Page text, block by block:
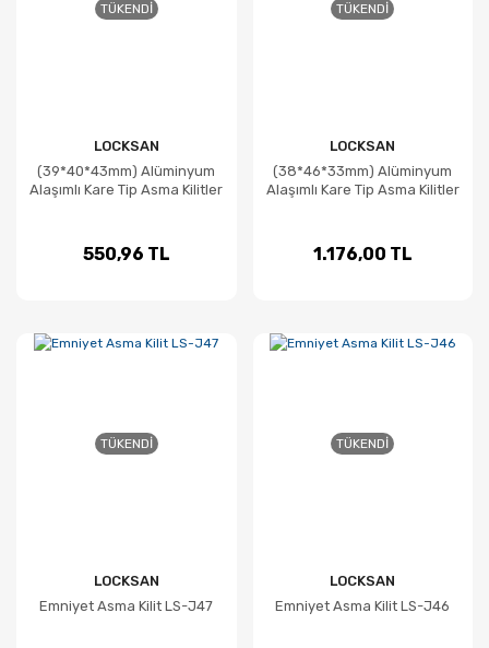
TÜKENDI
LOCKSAN
(39*40*43mm) Alüminyum
Alaşımlı Kare Tip Asma Kilitler
550,96 TL
TÜKENDI
LOCKSAN
(38*46*33mm) Alüminyum
Alaşımlı Kare Tip Asma Kilitler
1.176,00 TL
TÜKENDI
LOCKSAN
Emniyet Asma Kilit LS-J47
TÜKENDI
LOCKSAN
Emniyet Asma Kilit LS-J46